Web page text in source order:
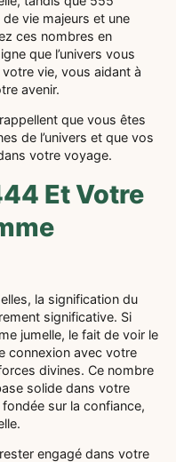
vie majeurs et une
ces nombres en
que l’univers vous
vie, vous aidant à
avenir.
que vous êtes
de l’univers et que vos
votre voyage.
Et Votre
la signification du
significative. Si
jumelle, le fait de voir le
connexion avec votre
divines. Ce nombre
solide dans votre
fondée sur la confiance,
engagé dans votre